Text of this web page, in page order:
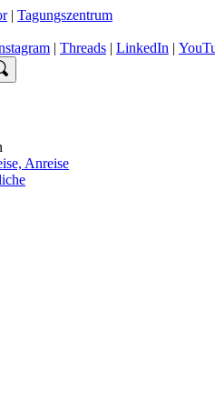
| Tagungszentrum
| Threads | LinkedIn |
Anreise